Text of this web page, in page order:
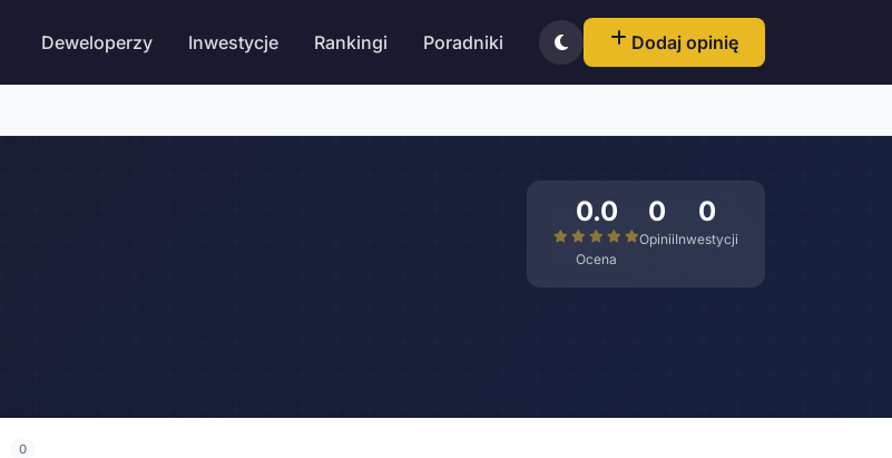
Deweloperzy Inwestycje Rankingi Poradniki Dodaj opinię
0.0
Ocena
0
Opinii
0
Inwestycji
0